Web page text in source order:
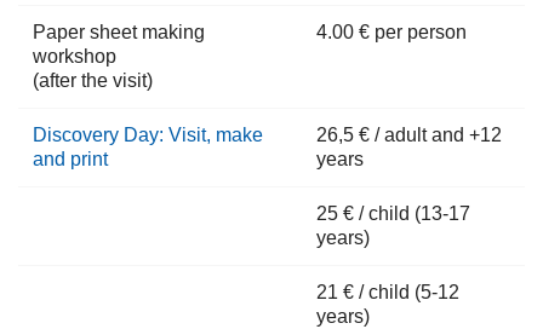
Paper sheet making
workshop
(after the visit)
4.00 € per person
Discovery Day: Visit, make
and print
26,5 € / adult and +12
years
25 € / child (13-17
years)
21 € / child (5-12
years)